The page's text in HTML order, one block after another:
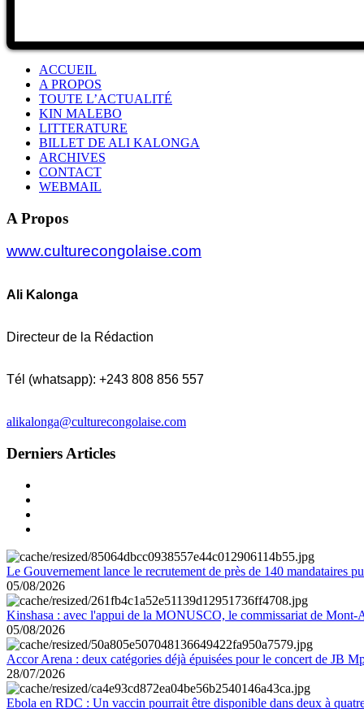
ACCUEIL
A PROPOS
TOUTE L’ACTUALITÉ
KIN MALEBO
LITTERATURE
BILLET DE ALI KALONGA
ARCHIVES
CONTACT
WEBMAIL
A Propos
www.culturecongolaise.com
Ali Kalonga
Directeur de la Rédaction
Tél (whatsapp): +243 808 856 557
alikalonga@culturecongolaise.com
Derniers Articles
Le Gouvernement lance le recrutement de près de 140 mandataires
05/08/2026
Kinshasa : avec l'appui de la MONUSCO, le commissariat de Mont-
05/08/2026
Accor Arena : deux catégories déjà épuisées pour le concert de JB
28/07/2026
Ebola en RDC : Un vaccin pourrait être disponible dans deux à